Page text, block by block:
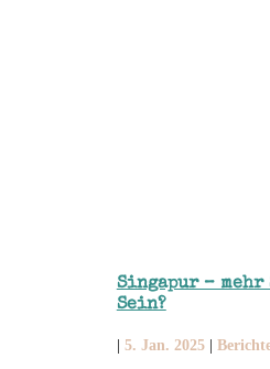
Singapur –
Sein?
5. Jan. 2025